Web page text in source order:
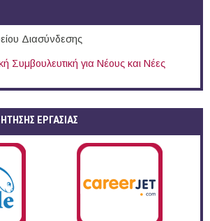
Διασύνδεσης
Συμβουλευτική για Νέους και Νέες
ΕΡΓΑΣΙΑΣ